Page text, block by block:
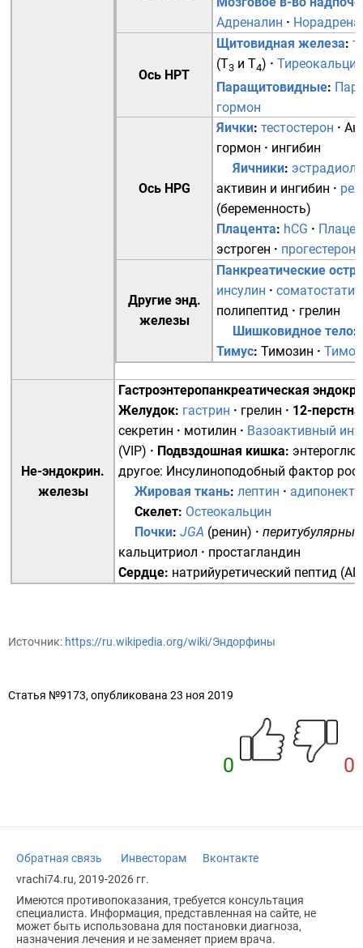
Адреналин ·
Ось HPT
Щитовидная железа:
(T3 и T4) ·
Паращитовидные:
гормон
Ось HPG
Яички: тестостерон ·
гормон · ингибин
Яичники: эстрадиол
активин и ингибин ·
(беременность)
Плацента: hCG ·
эстроген · прогестерон
Другие энд.
железы
Панкреатические
инсулин · соматостатин
полипептид · грелин
Шишковидное тело:
Тимус: Тимозин ·
Не-эндокрин.
железы
Гастроэнтеропанкреатическая
Желудок: гастрин · грелин · 12-
секретин · мотилин · Вазоактивный
(VIP) · Подвздошная кишка:
другое: Инсулиноподобный фактор
Жировая ткань: лептин ·
Скелет: Остеокальцин
Почки: JGA (ренин) ·
кальцитриол · простагландин
Сердце: натрийуретический пептид (
Источник: https://ru.wikipedia.org/wiki/Эндорфины
Статья №9173, опубликована 23 ноя 2019
0 0
Обратная связь Инвесторам
Вконтакте
vrachi74.ru, 2019-2026 гг.
Имеются противопоказания, требуется консультация
специалиста. Информация, представленная на сайте, не
может быть использована для постановки диагноза,
назначения лечения и не заменяет прием врача.